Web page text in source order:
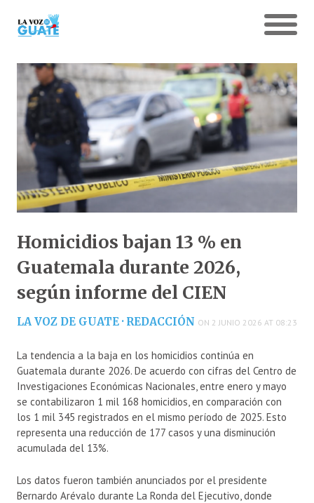
Homicidios bajan 13 % en
Guatemala durante 2026,
según informe del CIEN
LA VOZ DE GUATE · REDACCIÓN ON 2 JUNIO 2026 AT 08:23
La tendencia a la baja en los homicidios continúa en
Guatemala durante 2026. De acuerdo con cifras del Centro de
Investigaciones Económicas Nacionales , entre enero y mayo
se contabilizaron 1 mil 168 homicidios, en comparación con
los 1 mil 345 registrados en el mismo período de 2025. Esto
representa una reducción de 177 casos y una disminución
acumulada del 13%.
Los datos fueron también anunciados por el presidente
Bernardo Arévalo durante La Ronda del Ejecutivo, donde